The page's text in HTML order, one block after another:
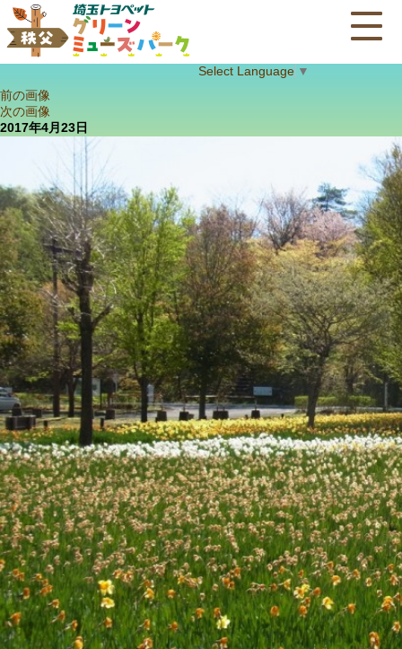
Select Language ▼
前の画像
次の画像
2017年4月23日